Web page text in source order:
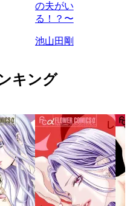
の夫がい
る！？〜
池山田剛
キング